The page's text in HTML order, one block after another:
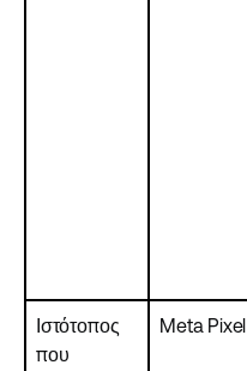
Ιστότοπος
που
Meta Pixel